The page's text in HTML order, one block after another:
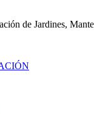
de Jardines,